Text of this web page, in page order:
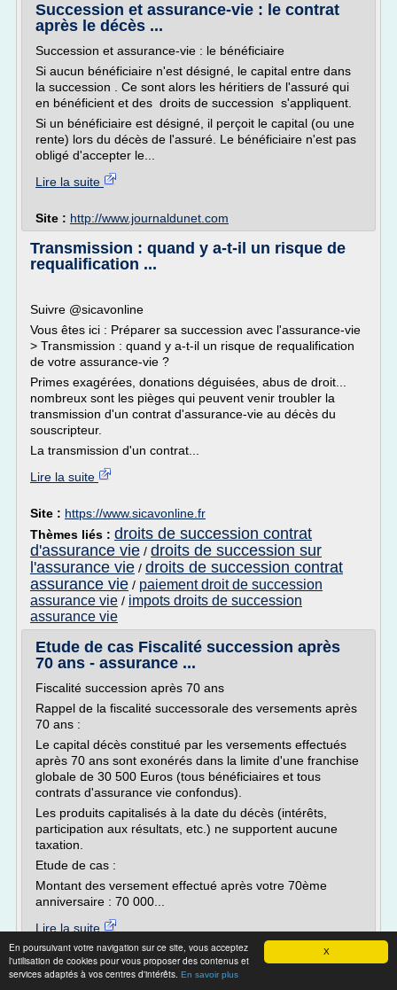
X
En poursuivant votre navigation sur ce site, vous acceptez
l'utilisation de cookies pour vous proposer des contenus et
services adaptés à vos centres d'intérêts. En savoir plus
Succession et assurance-vie : le contrat
après le décès ...
Succession et assurance-vie : le bénéficiaire
Si aucun bénéficiaire n'est désigné, le capital entre dans
la succession . Ce sont alors les héritiers de l'assuré qui
en bénéficient et des droits de succession s'appliquent.
Si un bénéficiaire est désigné, il perçoit le capital (ou une
rente) lors du décès de l'assuré. Le bénéficiaire n'est pas
obligé d'accepter le...
Lire la suite
Site : http://www.journaldunet.com
Transmission : quand y a-t-il un risque de
requalification ...
Suivre @sicavonline
Vous êtes ici : Préparer sa succession avec l'assurance-vie
> Transmission : quand y a-t-il un risque de requalification
de votre assurance-vie ?
Primes exagérées, donations déguisées, abus de droit...
nombreux sont les pièges qui peuvent venir troubler la
transmission d'un contrat d'assurance-vie au décès du
souscripteur.
La transmission d'un contrat...
Lire la suite
Site : https://www.sicavonline.fr
Thèmes liés : droits de succession contrat
d'assurance vie / droits de succession sur
l'assurance vie / droits de succession contrat
assurance vie / paiement droit de succession
assurance vie / impots droits de succession
assurance vie
Etude de cas Fiscalité succession après
70 ans - assurance ...
Fiscalité succession après 70 ans
Rappel de la fiscalité successorale des versements après
70 ans :
Le capital décès constitué par les versements effectués
après 70 ans sont exonérés dans la limite d'une franchise
globale de 30 500 Euros (tous bénéficiaires et tous
contrats d'assurance vie confondus).
Les produits capitalisés à la date du décès (intérêts,
participation aux résultats, etc.) ne supportent aucune
taxation.
Etude de cas :
Montant des versement effectué après votre 70ème
anniversaire : 70 000...
Lire la suite
Site :http://www.assurances-vie-sans-frais.com